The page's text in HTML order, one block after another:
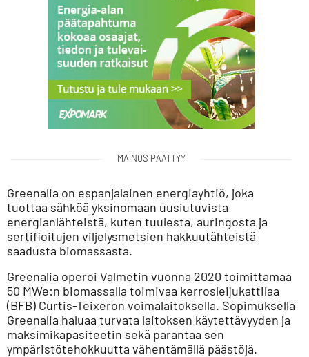
MAINOS PÄÄTTYY
Greenalia on espanjalainen energiayhtiö, joka
tuottaa sähköä yksinomaan uusiutuvista
energianlähteistä, kuten tuulesta, auringosta ja
sertifioitujen viljelysmetsien hakkuutähteistä
saadusta biomassasta.
Greenalia operoi Valmetin vuonna 2020 toimittamaa
50 MWe:n biomassalla toimivaa kerrosleijukattilaa
(BFB) Curtis-Teixeron voimalaitoksella. Sopimuksella
Greenalia haluaa turvata laitoksen käytettävyyden ja
maksimikapasiteetin sekä parantaa sen
ympäristötehokkuutta vähentämällä päästöjä.